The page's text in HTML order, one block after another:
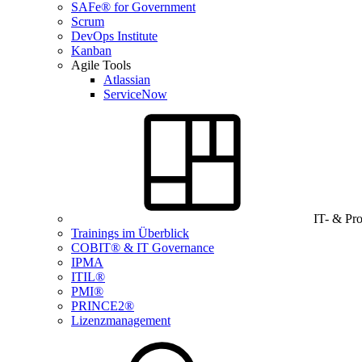
SAFe® for Government
Scrum
DevOps Institute
Kanban
Agile Tools
Atlassian
ServiceNow
IT- &
Trainings im Überblick
COBIT® & IT Governance
IPMA
ITIL®
PMI®
PRINCE2®
Lizenzmanagement